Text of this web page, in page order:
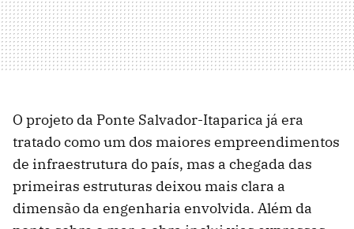
O projeto da Ponte Salvador-Itaparica já era
tratado como um dos maiores empreendimentos
de infraestrutura do país, mas a chegada das
primeiras estruturas deixou mais clara a
dimensão da engenharia envolvida. Além da